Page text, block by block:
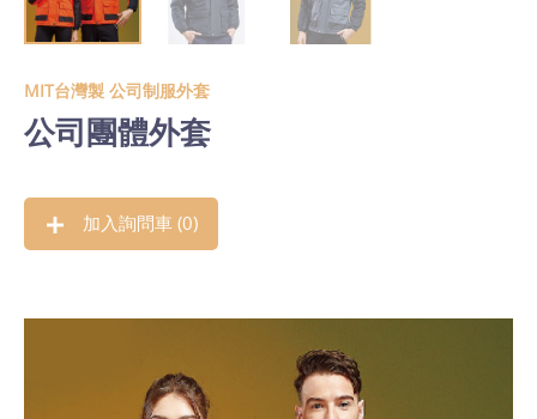
MIT台灣製 公司制服外套
公司團體外套
加入詢問車 (0)